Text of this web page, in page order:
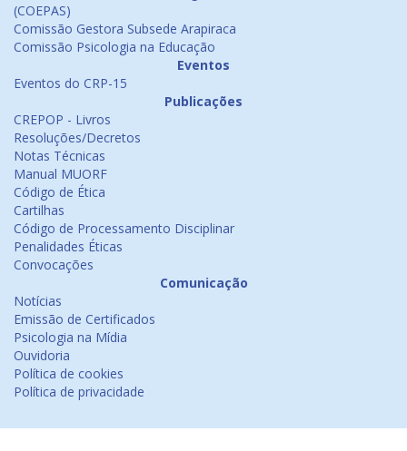
(COEPAS)
Comissão Gestora Subsede Arapiraca
Comissão Psicologia na Educação
Eventos
Eventos do CRP-15
Publicações
CREPOP - Livros
Resoluções/Decretos
Notas Técnicas
Manual MUORF
Código de Ética
Cartilhas
Código de Processamento Disciplinar
Penalidades Éticas
Convocações
Comunicação
Notícias
Emissão de Certificados
Psicologia na Mídia
Ouvidoria
Política de cookies
Política de privacidade